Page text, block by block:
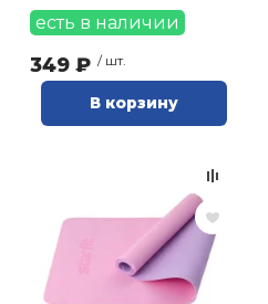
есть в наличии
349 ₽ / шт.
В корзину